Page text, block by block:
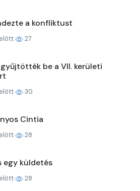
a konfliktust
27
be a VII. kerületi
30
Cintia
28
egy küldetés
28